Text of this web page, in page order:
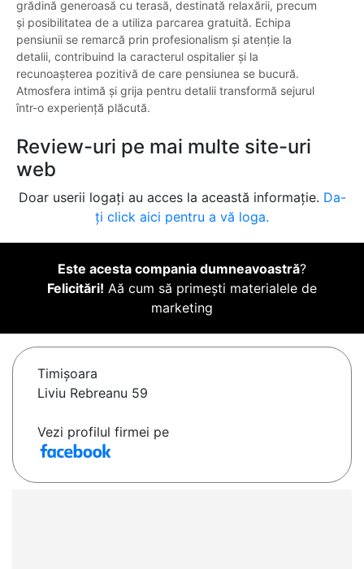
grădină generoasă cu terasă, destinată relaxării, precum
și posibilitatea de a utiliza parcarea gratuită. Echipa
pensiunii se remarcă prin profesionalism și atenție la
detalii, contribuind la caracterul ospitalier și la
recunoașterea pozitivă de care pensiunea se bucură.
Atmosfera intimă și grija pentru detalii transformă sejurul
într-o experiență plăcută.
Review-uri pe mai multe site-uri
web
Doar userii logați au acces la această informație. Da-
ți click aici pentru a vă loga.
Este acesta compania dumneavoastră?
Felicitări! Aă cum să primești materialele de
marketing
Timişoara
Liviu Rebreanu 59
Vezi profilul firmei pe